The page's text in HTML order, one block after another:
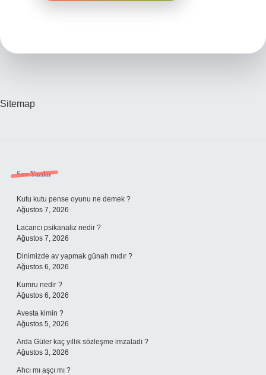
Sitemap
Sidebar
Son Yazılar
Kutu kutu pense oyunu ne demek ?
Ağustos 7, 2026
Lacancı psikanaliz nedir ?
Ağustos 7, 2026
Dinimizde av yapmak günah mıdır ?
Ağustos 6, 2026
Kumru nedir ?
Ağustos 6, 2026
Avesta kimin ?
Ağustos 5, 2026
Arda Güler kaç yıllık sözleşme imzaladı ?
Ağustos 3, 2026
Ahcı mı aşçı mı ?